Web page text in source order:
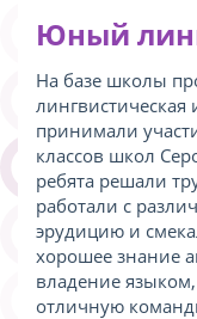
Юный
На базе школы
лингвистическая
принимали
классов школ
ребята решали
работали с
эрудицию и
хорошее знание
владение
отличную